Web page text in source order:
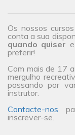
Os nossos
conta a sua
quando quiser
preferir!
Com mais de 17
mergulho
passando por
instrutor.
Contacte-nos
inscrever-se.